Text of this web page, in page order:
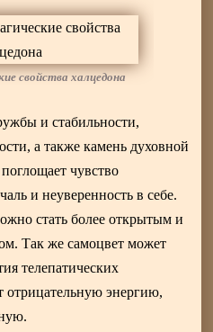
свойства халцедона
и стабильности,
а также камень духовной
чувство
и неуверенность в себе.
стать более открытым и
Так же самоцвет может
телепатических
отрицательную энергию,